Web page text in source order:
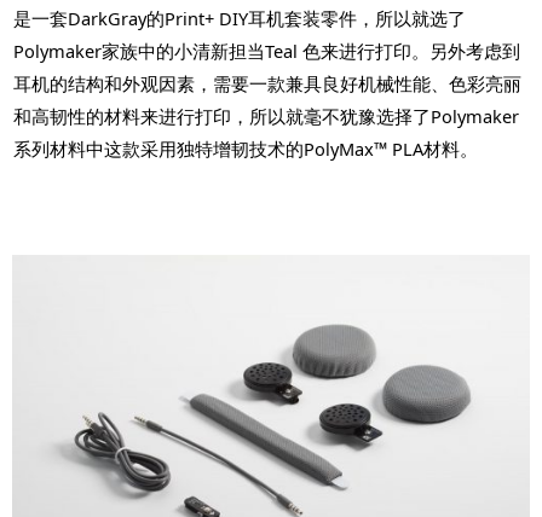
是一套DarkGray的Print+ DIY耳机套装零件，所以就选了
Polymaker家族中的小清新担当Teal 色来进行打印。另外考虑到
耳机的结构和外观因素，需要一款兼具良好机械性能、色彩亮丽
和高韧性的材料来进行打印，所以就毫不犹豫选择了Polymaker
系列材料中这款采用独特增韧技术的PolyMax™ PLA材料。